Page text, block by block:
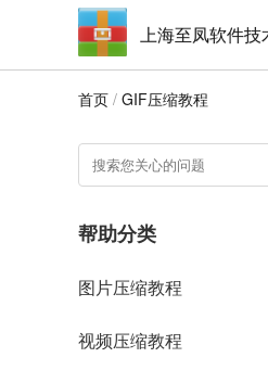
上海至凤软件技
首页 / GIF压缩教程
帮助分类
图片压缩教程
视频压缩教程